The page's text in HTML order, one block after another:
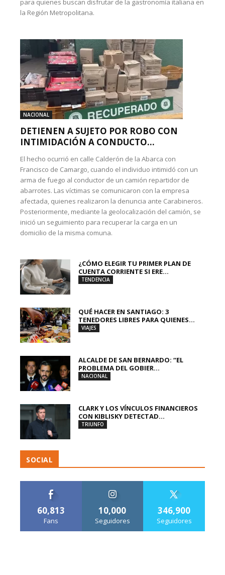
para quienes buscan disfrutar de la gastronomía italiana en
la Región Metropolitana.
NACIONAL
DETIENEN A SUJETO POR ROBO CON
INTIMIDACIÓN A CONDUCTO...
El hecho ocurrió en calle Calderón de la Abarca con
Francisco de Camargo, cuando el individuo intimidó con un
arma de fuego al conductor de un camión repartidor de
abarrotes. Las víctimas se comunicaron con la empresa
afectada, quienes realizaron la denuncia ante Carabineros.
Posteriormente, mediante la geolocalización del camión, se
inició un seguimiento para recuperar la carga en un
domicilio de la misma comuna.
¿CÓMO ELEGIR TU PRIMER PLAN DE
CUENTA CORRIENTE SI ERE...
TENDENCIA
QUÉ HACER EN SANTIAGO: 3
TENEDORES LIBRES PARA QUIENES...
VIAJES
ALCALDE DE SAN BERNARDO: “EL
PROBLEMA DEL GOBIER...
NACIONAL
CLARK Y LOS VÍNCULOS FINANCIEROS
CON KIBLISKY DETECTAD...
TRIUNFO
SOCIAL
60,813
Fans
10,000
Seguidores
346,900
Seguidores